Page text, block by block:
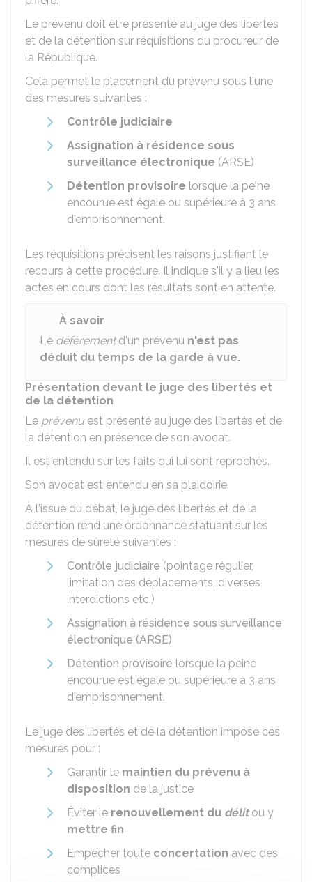
Le prévenu doit être présenté au juge des libertés
et de la détention sur réquisitions du procureur de
la République.
Cela permet le placement du prévenu sous l'une
des mesures suivantes :
Contrôle judiciaire
Assignation à résidence sous
surveillance électronique (ARSE)
Détention provisoire lorsque la peine
encourue est égale ou supérieure à 3 ans
d'emprisonnement.
Les réquisitions précisent les raisons justifiant le
recours à cette procédure. Il indique s'il y a lieu les
actes en cours dont les résultats sont en attente.
À savoir
Le défèrementd'un prévenu n'est pas
déduit du temps de la garde à vue.
Présentation devant le juge des libertés et
de la détention
Le prévenu est présenté au juge des libertés et de
la détention en présence de son avocat.
Il est entendu sur les faits qui lui sont reprochés.
Son avocat est entendu en sa plaidoirie.
À l'issue du débat, le juge des libertés et de la
détention rend une ordonnance statuant sur les
mesures de sûreté suivantes :
Contrôle judiciaire (pointage régulier,
limitation des déplacements, diverses
interdictions etc.)
Assignation à résidence sous surveillance
électronique (ARSE)
Détention provisoire lorsque la peine
encourue est égale ou supérieure à 3 ans
d'emprisonnement.
Le juge des libertés et de la détention impose ces
mesures pour :
Garantir le maintien du prévenu à
disposition de la justice
Éviter le renouvellement du délitou y
mettre fin
Empêcher toute concertation avec des
complices